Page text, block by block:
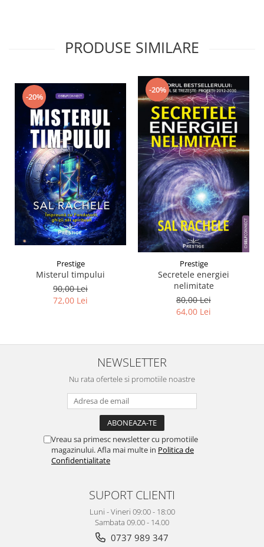
PRODUSE SIMILARE
-20%
Prestige
Misterul timpului
90,00 Lei
72,00 Lei
-20%
Prestige
Secretele energiei
nelimitate
80,00 Lei
64,00 Lei
NEWSLETTER
Nu rata ofertele si promotiile noastre
Vreau sa primesc newsletter cu promotiile
magazinului. Afla mai multe in Politica de
Confidentialitate
SUPORT CLIENTI
Luni - Vineri 09:00 - 18:00
Sambata 09.00 - 14.00
0737 989 347